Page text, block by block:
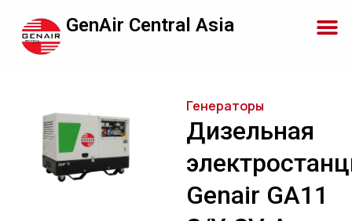
GenAir Central Asia
Генераторы
Дизельная
Genair GA11